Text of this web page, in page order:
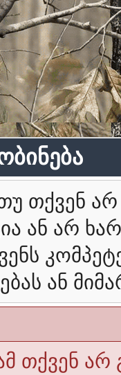
თქვენ
ან არ
ან
თქვენ არ